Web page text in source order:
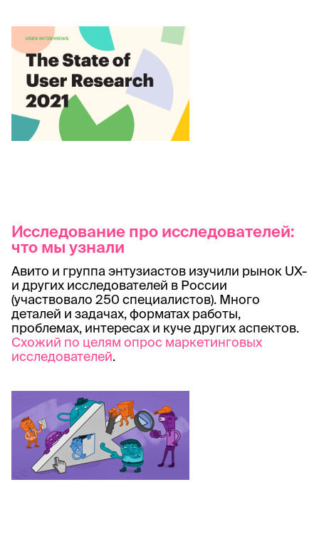
Исследование про исследователей:
что мы узнали
Авито и группа энтузиастов изучили рынок UX-
и других исследователей в России
(участвовало 250 специалистов). Много
деталей и задачах, форматах работы,
проблемах, интересах и куче других аспектов.
Схожий по целям опрос маркетинговых
исследователей.